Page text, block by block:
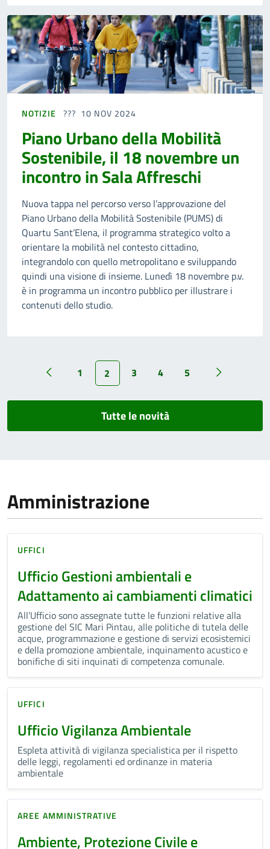
NOTIZIE 10 NOV 2024
Piano Urbano della Mobilità
Sostenibile, il 18 novembre un
incontro in Sala Affreschi
Nuova tappa nel percorso verso l’approvazione del
Piano Urbano della Mobilità Sostenibile (PUMS) di
Quartu Sant’Elena, il programma strategico volto a
orientare la mobilità nel contesto cittadino,
integrandolo con quello metropolitano e sviluppando
quindi una visione di insieme. Lunedì 18 novembre p.v.
è in programma un incontro pubblico per illustrare i
contenuti dello studio.
1 2 3 4 5
Tutte le novità
Amministrazione
UFFICI
Ufficio Gestioni ambientali e
Adattamento ai cambiamenti climatici
All’Ufficio sono assegnate tutte le funzioni relative alla
gestione del SIC Mari Pintau, alle politiche di tutela delle
acque, programmazione e gestione di servizi ecosistemici
e della promozione ambientale, inquinamento acustico e
bonifiche di siti inquinati di competenza comunale.
UFFICI
Ufficio Vigilanza Ambientale
Espleta attività di vigilanza specialistica per il rispetto
delle leggi, regolamenti ed ordinanze in materia
ambientale
AREE AMMINISTRATIVE
Ambiente, Protezione Civile e